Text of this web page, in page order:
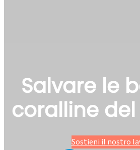
Salvare le
coralline
Sostieni il nostro